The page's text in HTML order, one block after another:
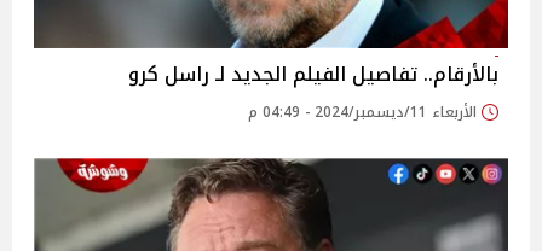
بالأرقام.. تفاصيل الفيلم الجديد لـ راسل كرو
الأربعاء 11/ديسمبر/2024 - 04:49 م